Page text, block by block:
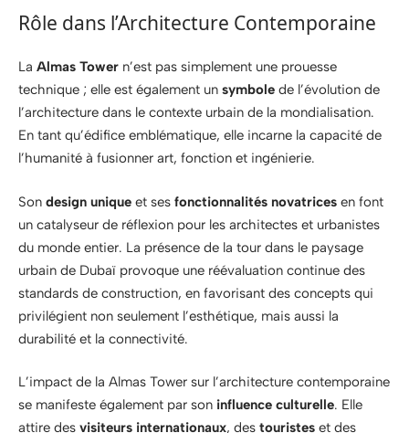
Rôle dans l’Architecture Contemporaine
La Almas Tower n’est pas simplement une prouesse
technique ; elle est également un symbole de l’évolution de
l’architecture dans le contexte urbain de la mondialisation.
En tant qu’édifice emblématique, elle incarne la capacité de
l’humanité à fusionner art, fonction et ingénierie.
Son design unique et ses fonctionnalités novatrices en font
un catalyseur de réflexion pour les architectes et urbanistes
du monde entier. La présence de la tour dans le paysage
urbain de Dubaï provoque une réévaluation continue des
standards de construction, en favorisant des concepts qui
privilégient non seulement l’esthétique, mais aussi la
durabilité et la connectivité.
L’impact de la Almas Tower sur l’architecture contemporaine
se manifeste également par son influence culturelle. Elle
attire des visiteurs internationaux, des touristes et des